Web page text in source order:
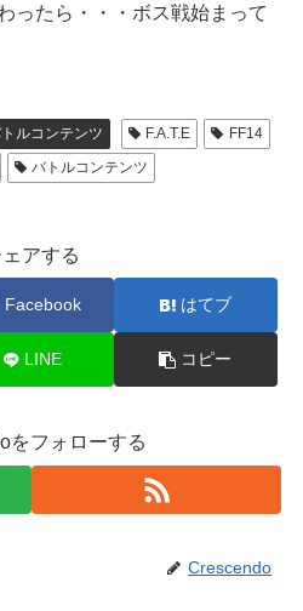
ったら・・・ボス戦始まって
ルコンテンツ F.A.T.E
FF14
バトルコンテンツ
ェアする
Facebook はてブ
LINE コピー
をフォローする
Crescendo